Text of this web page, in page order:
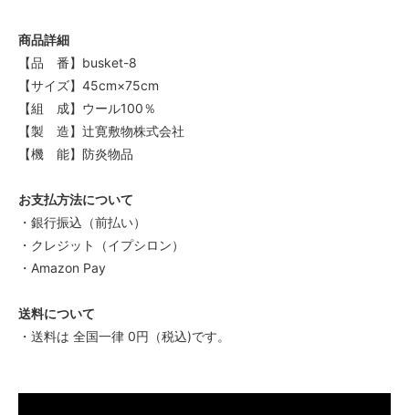
商品詳細
【品 番】busket-8
【サイズ】45cm×75cm
【組 成】ウール100％
【製 造】辻寛敷物株式会社
【機 能】防炎物品
お支払方法について
・銀行振込（前払い）
・クレジット（イプシロン）
・Amazon Pay
送料について
・送料は 全国一律 0円（税込)です。